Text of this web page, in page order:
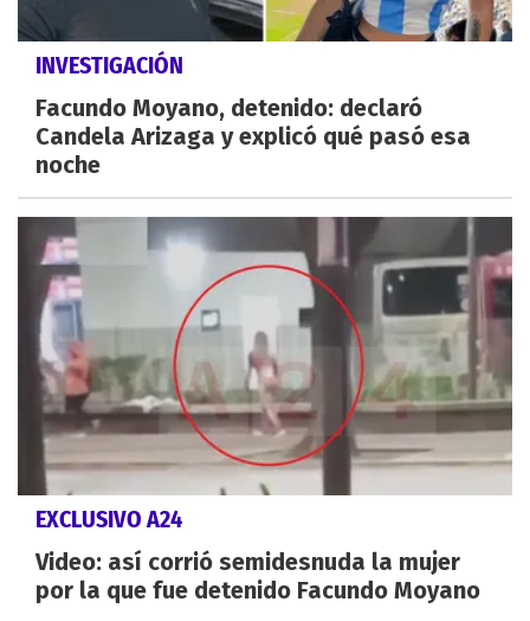
INVESTIGACIÓN
Facundo Moyano, detenido: declaró
Candela Arizaga y explicó qué pasó esa
noche
EXCLUSIVO A24
Video: así corrió semidesnuda la mujer
por la que fue detenido Facundo Moyano